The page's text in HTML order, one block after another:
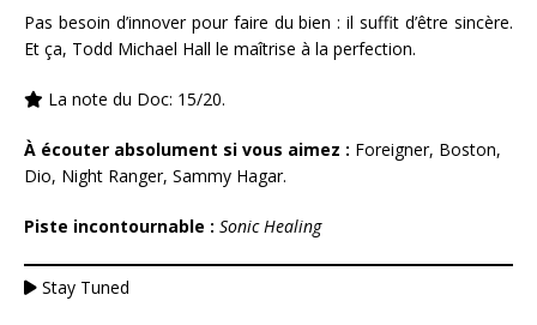
Pas besoin d’innover pour faire du bien : il suffit d’être sincère.
Et ça, Todd Michael Hall le maîtrise à la perfection.
La note du Doc: 15/20.
À écouter absolument si vous aimez : Foreigner, Boston,
Dio, Night Ranger, Sammy Hagar.
Piste incontournable : Sonic Healing
Stay Tuned